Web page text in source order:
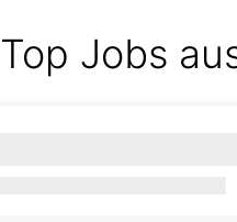
Top Jobs